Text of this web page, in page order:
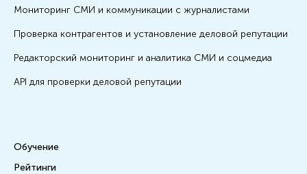
Мониторинг СМИ и коммуникации с журналистами
Проверка контрагентов и установление деловой репутации
Редакторский мониторинг и аналитика СМИ и соцмедиа
API для проверки деловой репутации
Обучение
Рейтинги